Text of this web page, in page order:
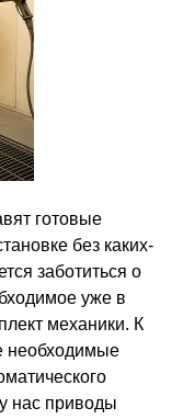
готовые
без каких-
заботиться о
уже в
механики. К
необходимые
нас приводы